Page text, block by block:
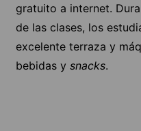
gratuito a internet.
de las clases, los
excelente terraza y
bebidas y snacks.